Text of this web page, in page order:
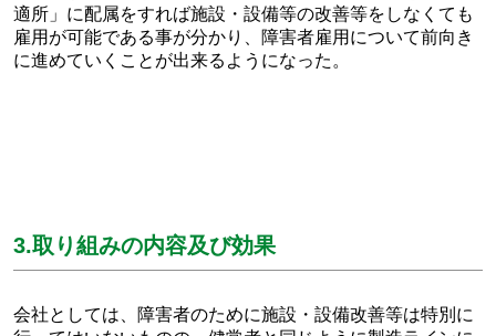
適所」に配属をすれば施設・設備等の改善等をしなくても
雇用が可能である事が分かり、障害者雇用について前向き
に進めていくことが出来るようになった。
3.取り組みの内容及び効果
会社としては、障害者のために施設・設備改善等は特別に